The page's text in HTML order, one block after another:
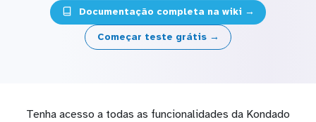
Documentação completa na wiki →
Começar teste grátis →
Tenha acesso a todas as funcionalidades da Kondado